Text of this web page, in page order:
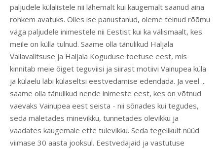
paljudele külalistele nii lähemalt kui kaugemalt saanud aina
rohkem avatuks. Olles ise panustanud, oleme teinud rõõmu
väga paljudele inimestele nii Eestist kui ka välismaalt, kes
meile on külla tulnud. Saame olla tänulikud Haljala
Vallavalitsuse ja Haljala Koguduse toetuse eest, mis
kinnitab meie õiget teguviisi ja siirast motiivi Vainupea küla
ja külaelu läbi külaseltsi eestvedamise edendada. Ja veel ...
saame olla tänulikud nende inimeste eest, kes on võtnud
vaevaks Vainupea eest seista - nii sõnades kui tegudes,
seda mäletades minevikku, tunnetades olevikku ja
vaadates kaugemale ette tulevikku. Seda tegelikult nüüd
viimase 30 aasta jooksul. Eestvedajaid ja vastutuse